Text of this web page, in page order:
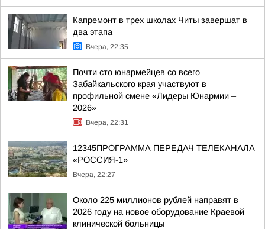
Капремонт в трех школах Читы завершат в
два этапа
Вчера, 22:35
Почти сто юнармейцев со всего
Забайкальского края участвуют в
профильной смене «Лидеры Юнармии –
2026»
Вчера, 22:31
12345ПРОГРАММА ПЕРЕДАЧ ТЕЛЕКАНАЛА
«РОССИЯ-1»
Вчера, 22:27
Около 225 миллионов рублей направят в
2026 году на новое оборудование Краевой
клинической больницы